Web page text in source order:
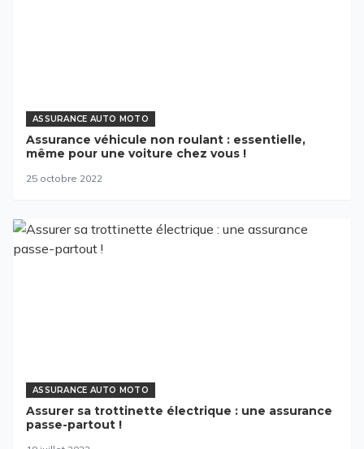
ASSURANCE AUTO MOTO
Assurance véhicule non roulant : essentielle,
même pour une voiture chez vous !
25 octobre 2022
ASSURANCE AUTO MOTO
Assurer sa trottinette électrique : une assurance
passe-partout !